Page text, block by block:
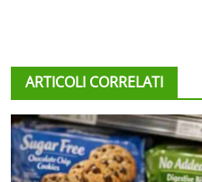
ARTICOLI CORRELATI